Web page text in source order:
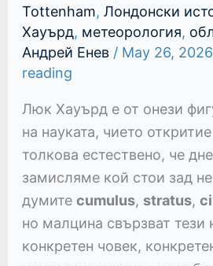
Tottenham, Лондонски
Хауърд, метеорология,
Андрей Енев / May 26, 2026
reading
Люк Хауърд е от онези
на науката, чието
толкова естествено, че
замисляме кой стои зад
думите cumulus, stratus,
но малцина свързват тези
конкретен човек,